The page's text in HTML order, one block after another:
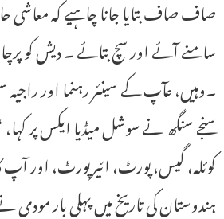
صاف صاف بتایا جانا چاہیے کہ معاشی
سامنے آئے اور سچ بتائے ۔ دیش کو
۔وہیں، عآپ کے سینئر رہنما اور
سنجے سنگھ نے سوشل میڈیا ایکس پر
کوئلہ، گیس، پورٹ، ائیرپورٹ، اور آپ کا